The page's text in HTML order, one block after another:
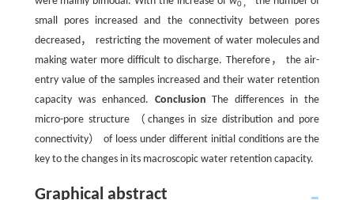
0，
small pores increased and the connectivity between pores
decreased， restricting the movement of water molecules and
making water more difficult to discharge. Therefore， the air-
entry value of the samples increased and their water retention
capacity was enhanced. Conclusion The differences in the
micro-pore structure （changes in size distribution and pore
connectivity） of loess under different initial conditions are the
key to the changes in its macroscopic water retention capacity.
Graphical abstract